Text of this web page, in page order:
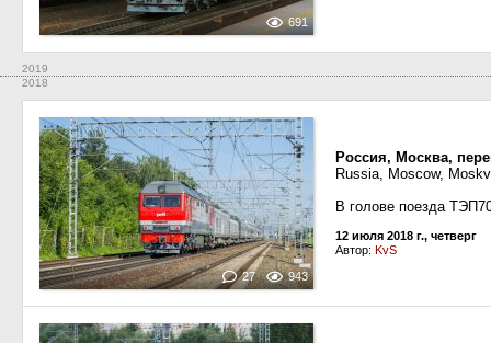
691
2019
2018
27 943
Россия, Москва,
Russia, Moscow,
В голове поезда
12 июля 2018 г., четверг
Автор: KvS